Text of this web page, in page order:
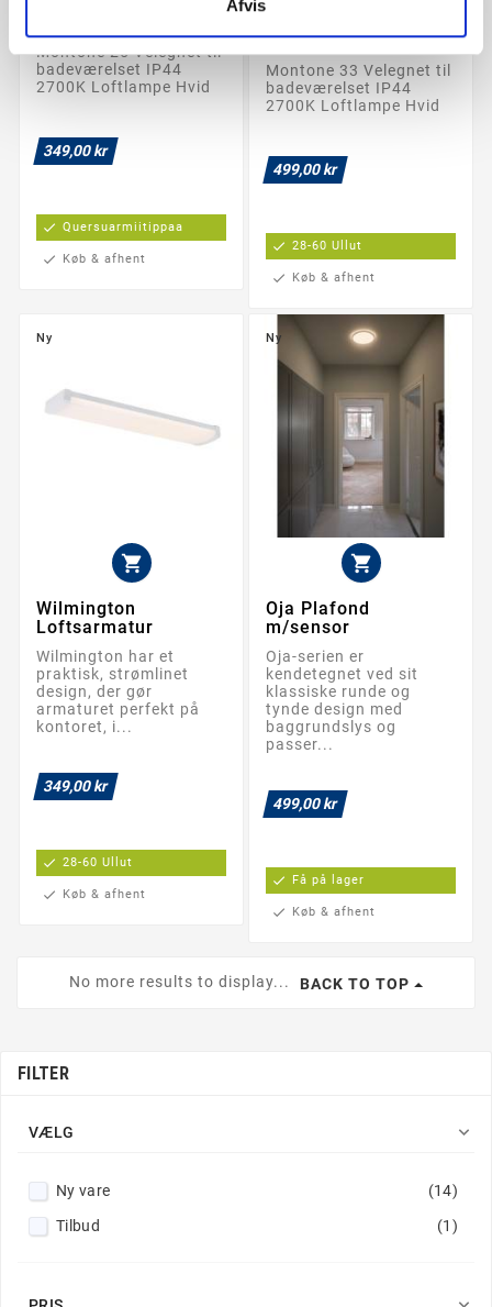
Afvis
Montone 25 Velegnet til
badeværelset IP44
2700K Loftlampe Hvid
349,00 kr
check Quersuarmiitippaa
check Køb & afhent
Plafond
Montone 33 Velegnet til
badeværelset IP44
2700K Loftlampe Hvid
499,00 kr
check 28-60 Ullut
check Køb & afhent
Ny

Wilmington
Loftsarmatur
Wilmington har et
praktisk, strømlinet
design, der gør
armaturet perfekt på
kontoret, i...
349,00 kr
check 28-60 Ullut
check Køb & afhent
Ny

Oja Plafond
m/sensor
Oja-serien er
kendetegnet ved sit
klassiske runde og
tynde design med
baggrundslys og
passer...
499,00 kr
check Få på lager
check Køb & afhent
No more results to display... BACK TO TOP
FILTER
VÆLG 
Ny vare
(14)
Tilbud
(1)